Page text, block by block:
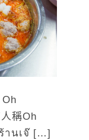
稱Oh
ร้านเจ๊ […]